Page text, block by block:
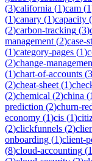
(3)california (1)cam (1
(1)canary (1)capacity (
(2)carbon-tracking (3)
management (2)case-
(1)category-pages (1)
(2)change-
(1)chart-of-accounts (3
(2)cheat-sheet (1)
(2)chemical (2)china (1
prediction (2)churn-
economy (1)cis (1)
(2)clickfunnels (2)
onboarding (1)client-
(8)cloud-accounting (1